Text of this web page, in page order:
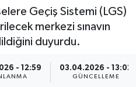
Geçiş Sistemi (LGS)
merkezi sınavın
duyurdu.
- 12:59 03.04.2026 - 13:02
GÜNCELLEME